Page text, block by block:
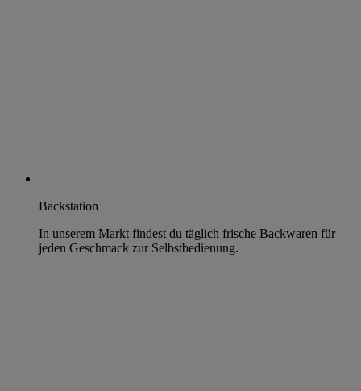
Backstation
In unserem Markt findest du täglich frische Backwaren für
jeden Geschmack zur Selbstbedienung.